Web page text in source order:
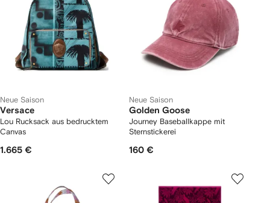
Neue Saison
Versace
Lou Rucksack aus bedrucktem
Canvas
1.665 €
Neue Saison
Golden Goose
Journey Baseballkappe mit
Sternstickerei
160 €